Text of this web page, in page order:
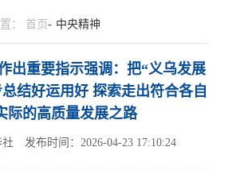
： 首页- 中央精神
出重要指示强调：把“义乌发展
结好运用好 探索走出符合各自
际的高质量发展之路
发布时间：2026-04-23 17:10:24